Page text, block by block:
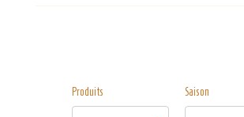
Produits Saison